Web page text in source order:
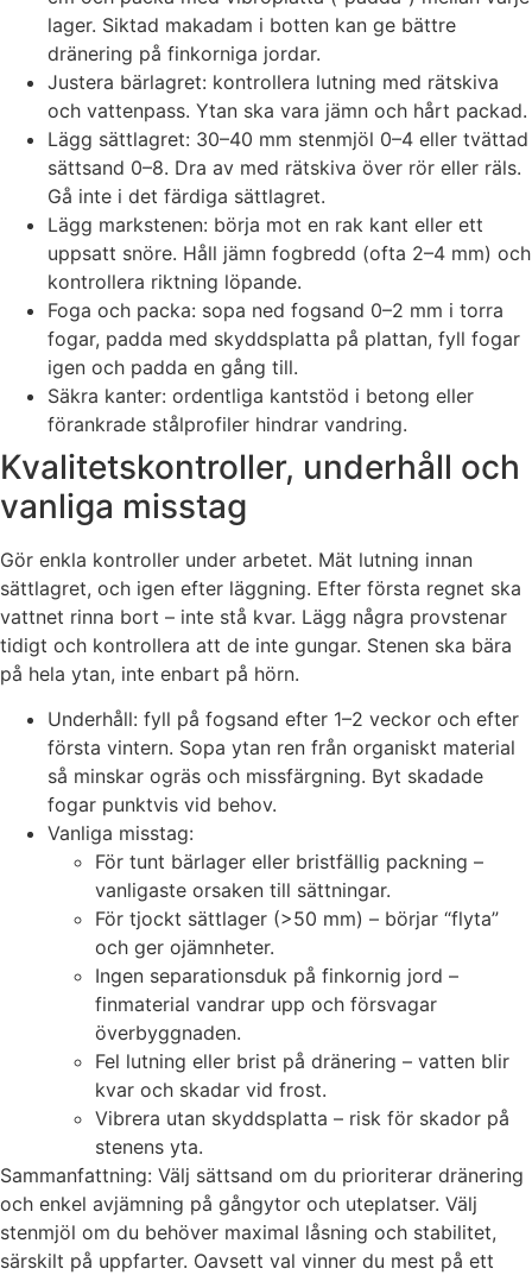
lager. Siktad makadam i botten kan ge bättre
dränering på finkorniga jordar.
Justera bärlagret: kontrollera lutning med rätskiva
och vattenpass. Ytan ska vara jämn och hårt packad.
Lägg sättlagret: 30–40 mm stenmjöl 0–4 eller tvättad
sättsand 0–8. Dra av med rätskiva över rör eller räls.
Gå inte i det färdiga sättlagret.
Lägg markstenen: börja mot en rak kant eller ett
uppsatt snöre. Håll jämn fogbredd (ofta 2–4 mm) och
kontrollera riktning löpande.
Foga och packa: sopa ned fogsand 0–2 mm i torra
fogar, padda med skyddsplatta på plattan, fyll fogar
igen och padda en gång till.
Säkra kanter: ordentliga kantstöd i betong eller
förankrade stålprofiler hindrar vandring.
Kvalitetskontroller, underhåll och
vanliga misstag
Gör enkla kontroller under arbetet. Mät lutning innan
sättlagret, och igen efter läggning. Efter första regnet ska
vattnet rinna bort – inte stå kvar. Lägg några provstenar
tidigt och kontrollera att de inte gungar. Stenen ska bära
på hela ytan, inte enbart på hörn.
Underhåll: fyll på fogsand efter 1–2 veckor och efter
första vintern. Sopa ytan ren från organiskt material
så minskar ogräs och missfärgning. Byt skadade
fogar punktvis vid behov.
Vanliga misstag:
För tunt bärlager eller bristfällig packning –
vanligaste orsaken till sättningar.
För tjockt sättlager (>50 mm) – börjar “flyta”
och ger ojämnheter.
Ingen separationsduk på finkornig jord –
finmaterial vandrar upp och försvagar
överbyggnaden.
Fel lutning eller brist på dränering – vatten blir
kvar och skadar vid frost.
Vibrera utan skyddsplatta – risk för skador på
stenens yta.
Sammanfattning: Välj sättsand om du prioriterar dränering
och enkel avjämning på gångytor och uteplatser. Välj
stenmjöl om du behöver maximal låsning och stabilitet,
särskilt på uppfarter. Oavsett val vinner du mest på ett